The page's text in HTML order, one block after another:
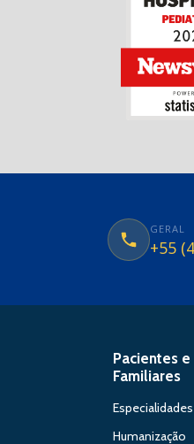
GERAL
+55
Pacientes e
Familiares
Especialidades
Humanização